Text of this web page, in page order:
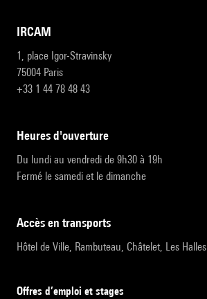
IRCAM
1, place Igor-Stravinsky
75004 Paris
+33 1 44 78 48 43
heures d'ouverture
Du lundi au vendredi de 9h30 à 19h
Fermé le samedi et le dimanche
accès en transports
Hôtel de Ville, Rambuteau, Châtelet, Les Halles
Offres d’emploi et stages